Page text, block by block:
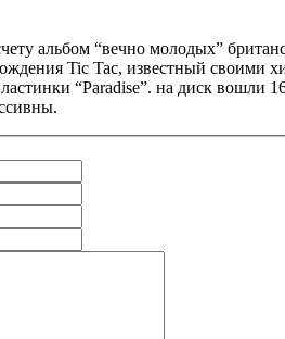
альбом “вечно молодых”
Tic Tac, известный своими
“Paradise”. на диск вошли